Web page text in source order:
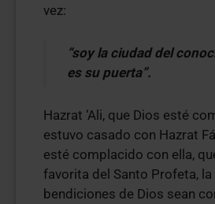
vez:
“soy la ciudad del
es su puerta”.
Hazrat ‘Ali, que Dios esté
estuvo casado con Hazrat
esté complacido con ella,
favorita del Santo Profeta, la
bendiciones de Dios sean